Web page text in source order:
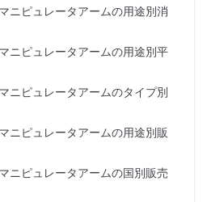
ニピュレータアームの用途別消
ニピュレータアームの用途別平
ニピュレータアームのタイプ別
ニピュレータアームの用途別販
ニピュレータアームの国別販売